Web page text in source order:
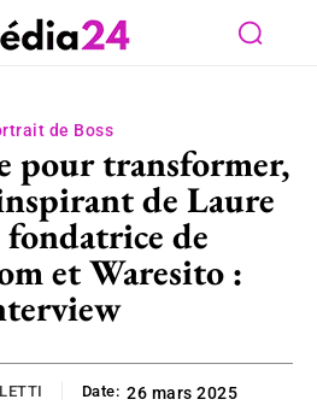
de Boss
pour transformer,
de Laure
de
et Waresito :
Date: 26 mars 2025